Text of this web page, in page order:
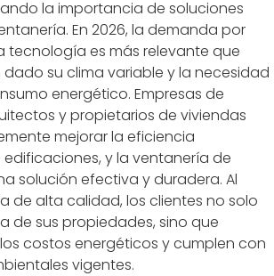
la importancia de soluciones
En 2026, la demanda por
tecnología es más relevante que
su clima variable y la necesidad
energético. Empresas de
y propietarios de viviendas
mejorar la eficiencia
y la ventanería de
solución efectiva y duradera. Al
de alta calidad, los clientes no solo
de sus propiedades, sino que
costos energéticos y cumplen con
vigentes.